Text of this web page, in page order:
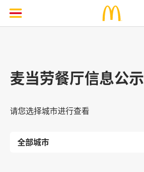
麦当劳餐厅信息公示
请您选择城市进行查看